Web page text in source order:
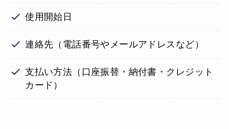
使用開始日
連絡先（電話番号やメールアドレスなど）
支払い方法（口座振替・納付書・クレジット
カード）